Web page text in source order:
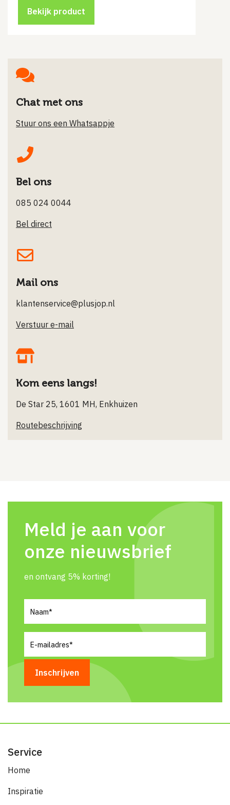
Bekijk product
Chat met ons
Stuur ons een Whatsappje
Bel ons
085 024 0044
Bel direct
Mail ons
klantenservice@plusjop.nl
Verstuur e-mail
Kom eens langs!
De Star 25, 1601 MH, Enkhuizen
Routebeschrijving
Meld je aan voor
onze nieuwsbrief
en ontvang 5% korting!
mailadres(Vereist)
Service
Home
Inspiratie